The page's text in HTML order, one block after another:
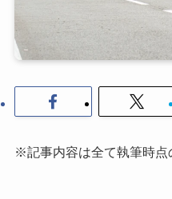
※記事内容は全て執筆時点